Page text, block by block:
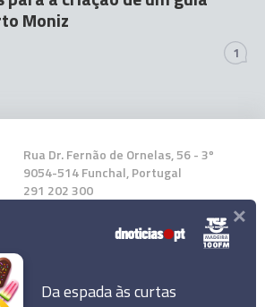
Moniz
1
Rua Dr. Fernão de Ornelas, 56 - 3º
9054-514 Funchal, Portugal
291 202 300
Instale a nossa App
Da espada às curtas
×